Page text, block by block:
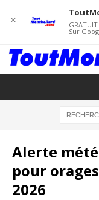
Alerte
pour
2026
✕ GRATUIT
Sur